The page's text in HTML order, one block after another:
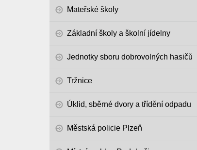
Mateřské školy
Základní školy a školní jídelny
Jednotky sboru dobrovolných hasičů
Tržnice
Úklid, sběrné dvory a třídění odpadu
Městská policie Plzeň